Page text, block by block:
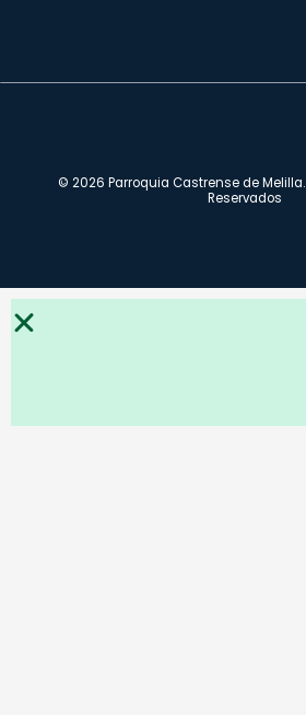
© 2026 Parroquia Castrense de
Reservados